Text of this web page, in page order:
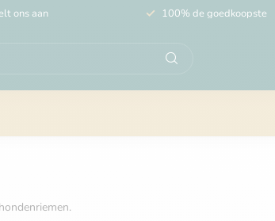
ons aan 100% de goedkoopste